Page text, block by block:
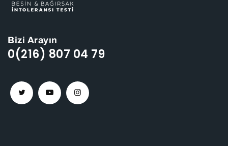
Bizi Arayın
0(216) 807 04 79